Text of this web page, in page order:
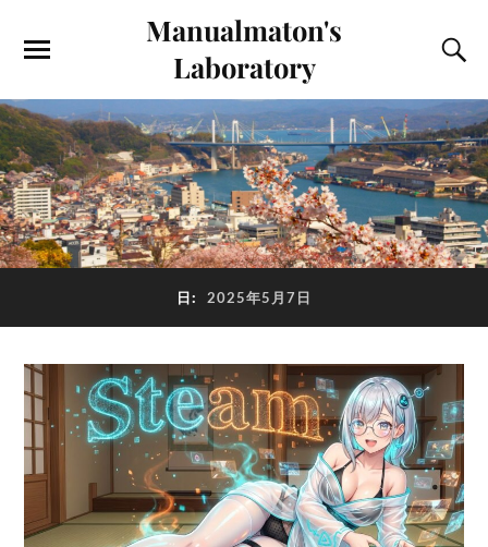
Manualmaton's
Laboratory
日: 2025年5月7日